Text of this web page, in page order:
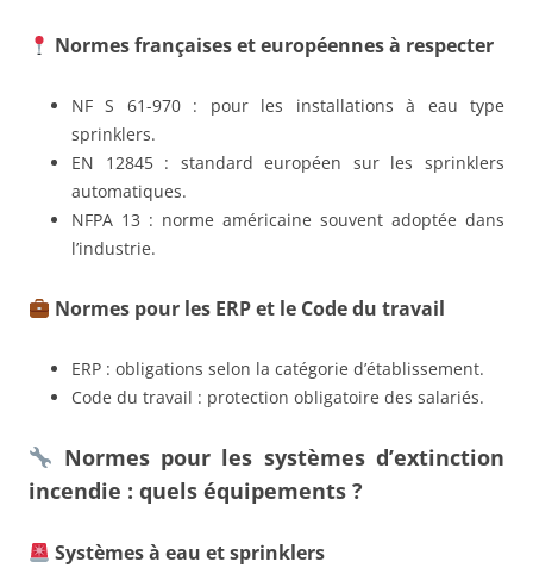
Normes françaises et européennes à respecter
NF S 61-970 : pour les installations à eau type
sprinklers.
EN 12845 : standard européen sur les sprinklers
automatiques.
NFPA 13 : norme américaine souvent adoptée dans
l’industrie.
Normes pour les ERP et le Code du travail
ERP : obligations selon la catégorie d’établissement.
Code du travail : protection obligatoire des salariés.
Normes pour les systèmes d’extinction
incendie : quels équipements ?
Systèmes à eau et sprinklers